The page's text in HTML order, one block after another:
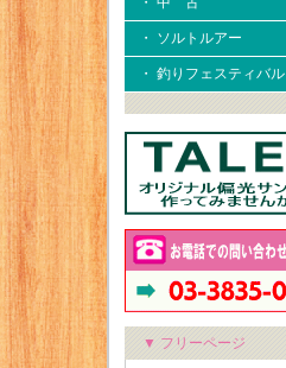
・ ソルトルアー
・ 釣りフェスティバル
▼ フリーページ